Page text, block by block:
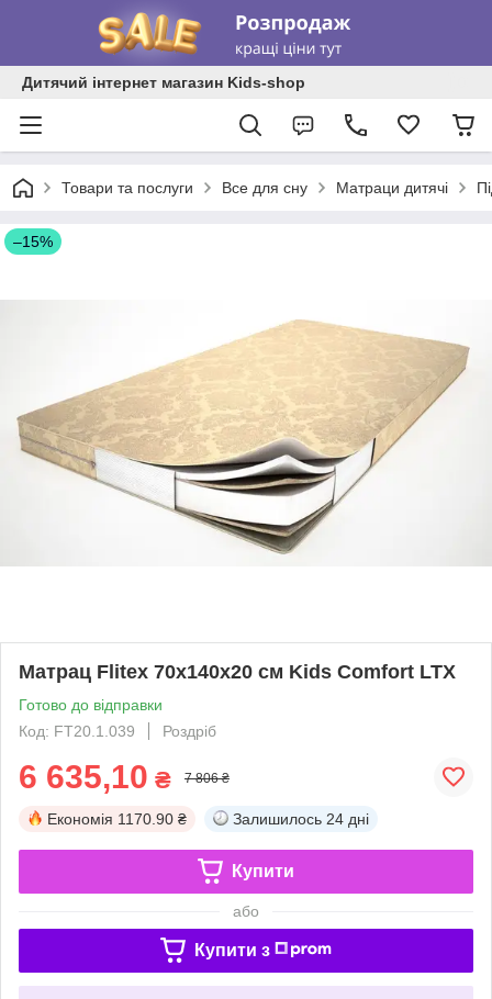
Дитячий інтернет магазин Kids-shop
Товари та послуги Все для сну Матраци дитячі
–15%
Матрац Flitex 70х140х20 см Kids Comfort LTX
Готово до відправки
Код: FT20.1.039
Роздріб
6 635,10 ₴ 7 806 ₴
Економія 1170.90 ₴ Залишилось 24 дні
Купити
або
Купити з